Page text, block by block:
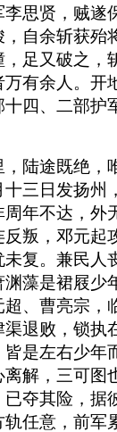
思贤，贼遂
自余斩获殆
足又破之，
有余人。开
四、二部护
陆途既绝，
三日发扬州
年不达，外
叛，邓元起
复。兼民人
藻是裙屐少
、曹亮宗，
退败，锁执
是左右少年
解，三可图
夺其险，据
任意，前军